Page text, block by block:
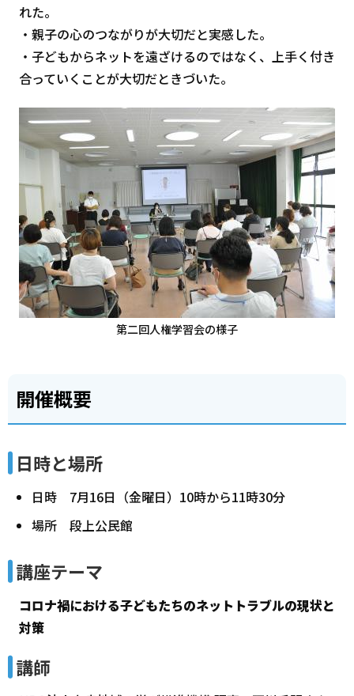
れた。
・親子の心のつながりが大切だと実感した。
・子どもからネットを遠ざけるのではなく、上手く付き
合っていくことが大切だときづいた。
第二回人権学習会の様子
開催概要
日時と場所
日時 7月16日（金曜日）10時から11時30分
場所 段上公民館
講座テーマ
コロナ禍における子どもたちのネットトラブルの現状と
対策
講師